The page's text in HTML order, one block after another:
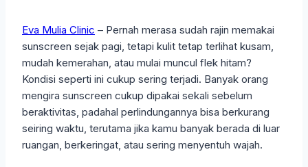
Eva Mulia Clinic – Pernah merasa sudah rajin memakai
sunscreen sejak pagi, tetapi kulit tetap terlihat kusam,
mudah kemerahan, atau mulai muncul flek hitam?
Kondisi seperti ini cukup sering terjadi. Banyak orang
mengira sunscreen cukup dipakai sekali sebelum
beraktivitas, padahal perlindungannya bisa berkurang
seiring waktu, terutama jika kamu banyak berada di luar
ruangan, berkeringat, atau sering menyentuh wajah.